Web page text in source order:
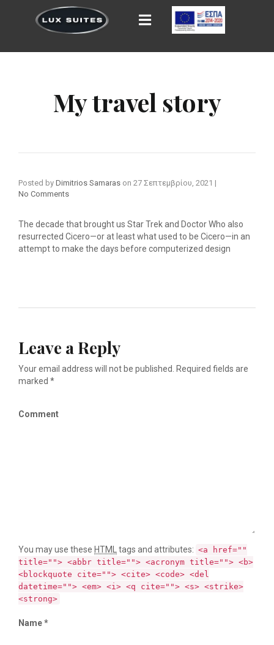
My travel story
Posted by Dimitrios Samaras on 27 Σεπτεμβρίου, 2021 |
No Comments
The decade that brought us Star Trek and Doctor Who also
resurrected Cicero—or at least what used to be Cicero—in an
attempt to make the days before computerized design
Leave a Reply
Your email address will not be published. Required fields are
marked *
Comment
You may use these HTML tags and attributes: <a href=""
title=""> <abbr title=""> <acronym title=""> <b>
<blockquote cite=""> <cite> <code> <del
datetime=""> <em> <i> <q cite=""> <s> <strike>
<strong>
Name *